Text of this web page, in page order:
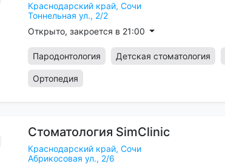
Краснодарский край, Сочи
Тоннельная ул., 2/2
Открыто, закроется в 21:00
Пародонтология Детская стоматология
Ортопедия
Стоматология SimClinic
Краснодарский край, Сочи
Абрикосовая ул., 2/6